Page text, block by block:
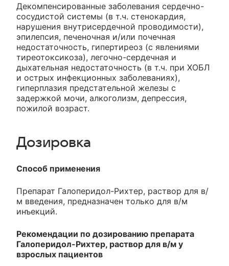
Декомпенсированные заболевания сердечно-
сосудистой системы (в т.ч. стенокардия,
нарушения внутрисердечной проводимости),
эпилепсия, печеночная и/или почечная
недостаточность, гипертиреоз (с явлениями
тиреотоксикоза), легочно-сердечная и
дыхательная недостаточность (в т.ч. при ХОБЛ
и острых инфекционных заболеваниях),
гиперплазия предстательной железы с
задержкой мочи, алкоголизм, депрессия,
пожилой возраст.
Дозировка
Способ применения
Препарат Галоперидол-Рихтер, раствор для в/
м введения, предназначен только для в/м
инъекций.
Рекомендации по дозированию препарата
Галоперидол-Рихтер, раствор для в/м у
взрослых пациентов